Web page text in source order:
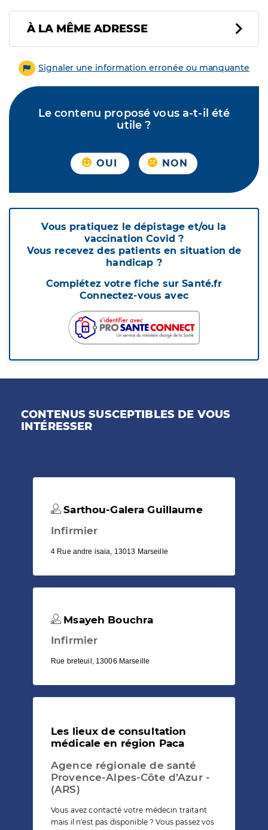
À LA MÊME ADRESSE
Signaler une information erronée ou manquante
Le contenu proposé vous a-t-il été
utile ?
OUI NON
Vous pratiquez le dépistage et/ou la
vaccination Covid ?
Vous recevez des patients en situation de
handicap ?
Complétez votre fiche sur Santé.fr
Connectez-vous avec
CONTENUS SUSCEPTIBLES DE VOUS
INTÉRESSER
Sarthou-Galera Guillaume
Infirmier
4 Rue andre isaia, 13013 Marseille
Msayeh Bouchra
Infirmier
Rue breteuil, 13006 Marseille
Les lieux de consultation
médicale en région Paca
Agence régionale de santé
Provence-Alpes-Côte d’Azur -
(ARS)
Vous avez contacté votre médecin traitant
mais il n'est pas disponible ? Vous passez vos